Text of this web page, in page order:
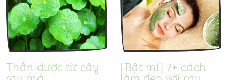
Thần dược từ cây [Bật mí] 7+ cách